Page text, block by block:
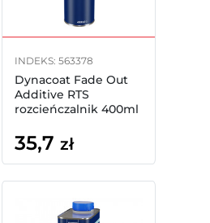
INDEKS: 563378
Dynacoat Fade Out
Additive RTS
rozcieńczalnik 400ml
35,7 zł